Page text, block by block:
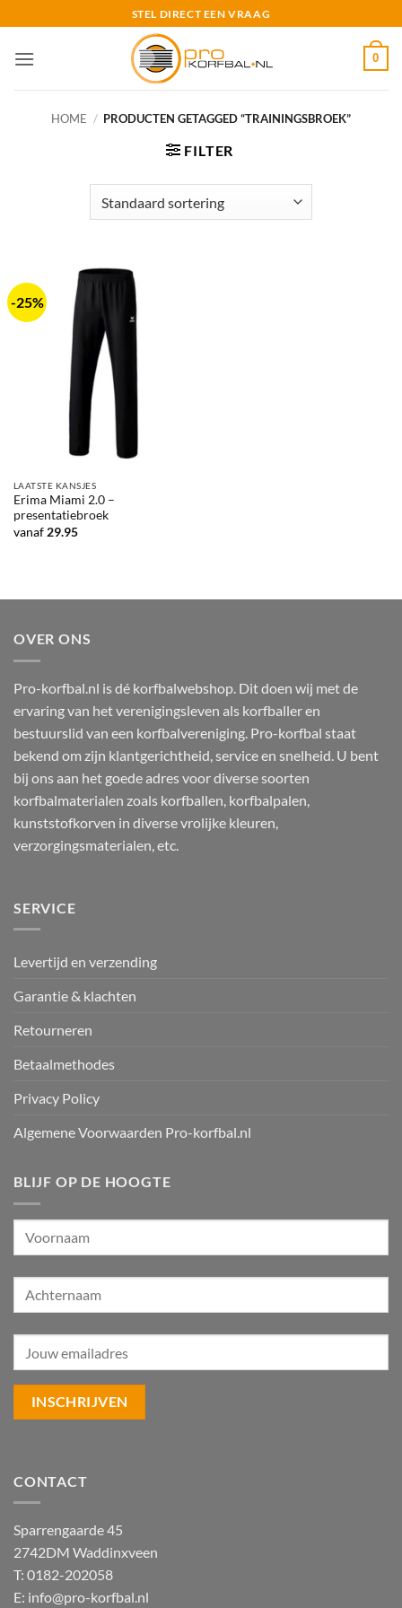
naar
inhoud
STEL DIRECT EEN VRAAG
0
HOME / PRODUCTEN GETAGGED “TRAININGSBROEK”
FILTER
-25%
LAATSTE KANSJES
Erima Miami 2.0 –
presentatiebroek
vanaf 29.95
OVER ONS
Pro-korfbal.nl is dé korfbalwebshop. Dit doen wij met de
ervaring van het verenigingsleven als korfballer en
bestuurslid van een korfbalvereniging. Pro-korfbal staat
bekend om zijn klantgerichtheid, service en snelheid. U bent
bij ons aan het goede adres voor diverse soorten
korfbalmaterialen zoals korfballen, korfbalpalen,
kunststofkorven in diverse vrolijke kleuren,
verzorgingsmaterialen, etc.
SERVICE
Levertijd en verzending
Garantie & klachten
Retourneren
Betaalmethodes
Privacy Policy
Algemene Voorwaarden Pro-korfbal.nl
BLIJF OP DE HOOGTE
CONTACT
Sparrengaarde 45
2742DM Waddinxveen
T: 0182-202058
E: info@pro-korfbal.nl